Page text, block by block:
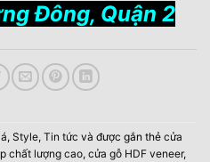
Đông, Quận 2
, Style, Tin tức và được gắn thẻ cửa
chất lượng cao, cửa gỗ HDF veneer,